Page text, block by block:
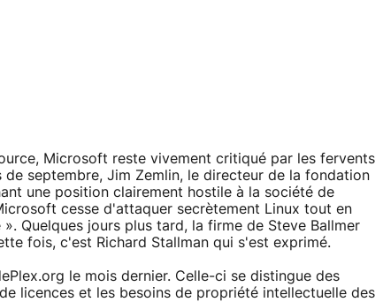
Microsoft reste vivement critiqué par les fervents
septembre, Jim Zemlin, le directeur de la fondation
une position clairement hostile à la société de
cesse d'attaquer secrètement Linux tout en
Quelques jours plus tard, la firme de Steve Ballmer
fois, c'est Richard Stallman qui s'est exprimé.
le mois dernier. Celle-ci se distingue des
licences et les besoins de propriété intellectuelle des